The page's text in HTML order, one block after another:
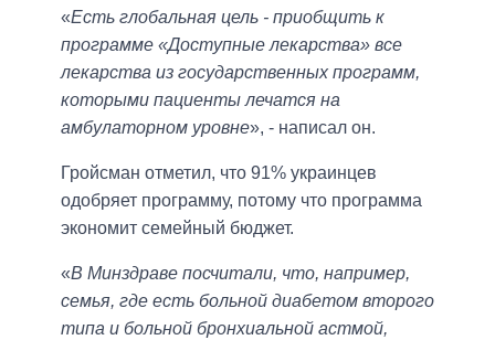
«Есть глобальная цель - приобщить к
программе «Доступные лекарства» все
лекарства из государственных программ,
которыми пациенты лечатся на
амбулаторном уровне», - написал он.
Гройсман отметил, что 91% украинцев
одобряет программу, потому что программа
экономит семейный бюджет.
«В Минздраве посчитали, что, например,
семья, где есть больной диабетом второго
типа и больной бронхиальной астмой,